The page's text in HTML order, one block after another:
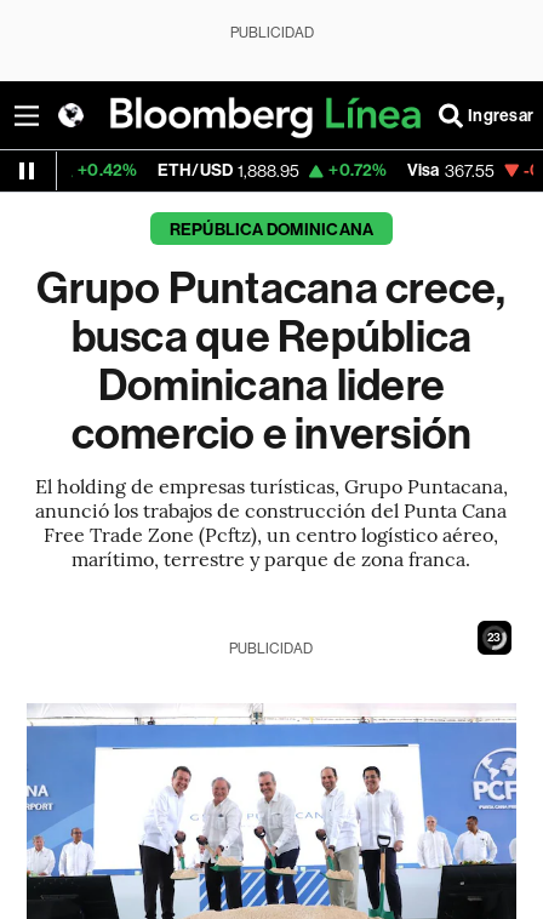
PUBLICIDAD
Ingresar
ETH/USD 1,888.95 +0.72% Visa 367.55 -0.55%
REPÚBLICA DOMINICANA
Grupo Puntacana crece,
busca que República
Dominicana lidere
comercio e inversión
El holding de empresas turísticas, Grupo Puntacana,
anunció los trabajos de construcción del Punta Cana
Free Trade Zone (Pcftz), un centro logístico aéreo,
marítimo, terrestre y parque de zona franca.
21
PUBLICIDAD